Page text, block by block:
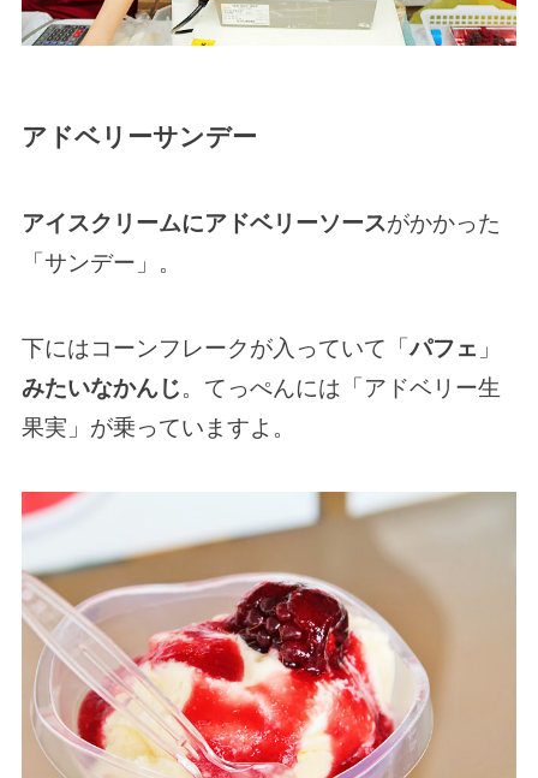
アドベリーサンデー
アイスクリームにアドベリーソースがかかった
「サンデー」。
下にはコーンフレークが入っていて「パフェ 」
みたいなかんじ。てっぺんには「アドベリー生
果実」が乗っていますよ。